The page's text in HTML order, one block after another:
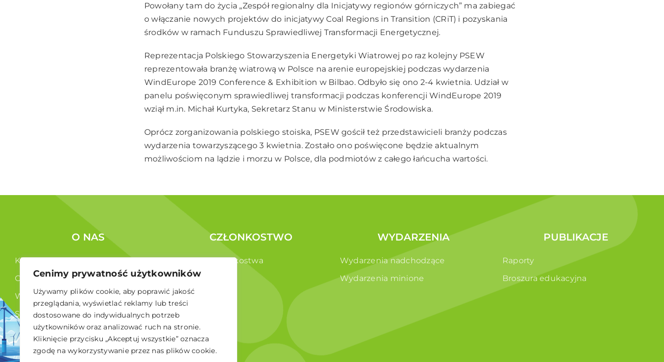
Cenimy prywatność użytkowników
Używamy plików cookie, aby poprawić jakość
przeglądania, wyświetlać reklamy lub treści
dostosowane do indywidualnych potrzeb
użytkowników oraz analizować ruch na stronie.
Kliknięcie przycisku „Akceptuj wszystkie” oznacza
zgodę na wykorzystywanie przez nas plików cookie.
Powołany tam do życia „Zespół regionalny dla Inicjatywy regionów górniczych” ma zabiegać
o włączanie nowych projektów do inicjatywy Coal Regions in Transition (CRiT) i pozyskania
środków w ramach Funduszu Sprawiedliwej Transformacji Energetycznej.
Reprezentacja Polskiego Stowarzyszenia Energetyki Wiatrowej po raz kolejny PSEW
reprezentowała branżę wiatrową w Polsce na arenie europejskiej podczas wydarzenia
WindEurope 2019 Conference & Exhibition w Bilbao.Odbyło się ono 2-4 kwietnia. Udział w
panelu poświęconym sprawiedliwej transformacji podczas konferencji WindEurope 2019
wziął m.in. Michał Kurtyka, Sekretarz Stanu w Ministerstwie Środowiska.
Oprócz zorganizowania polskiego stoiska, PSEW gościł też przedstawicieli branży podczas
wydarzenia towarzyszącego 3 kwietnia. Zostało ono poświęcone będzie aktualnym
możliwościom na lądzie i morzu w Polsce, dla podmiotów z całego łańcucha wartości.
O NAS
Kim jesteśmy ?
Co robimy ?
Władze
Statut
RODO
CZŁONKOSTWO
Korzyści członkostwa
Członkowie
WYDARZENIA
Wydarzenia nadchodzące
Wydarzenia minione
PUBLIKACJE
Raporty
Broszura edukacyjna